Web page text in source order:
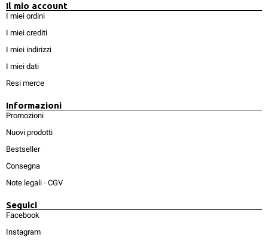
Il mio account
I miei ordini
I miei crediti
I miei indirizzi
I miei dati
Resi merce
Informazioni
Promozioni
Nuovi prodotti
Bestseller
Consegna
Note legali - CGV
Seguici
Facebook
Instagram